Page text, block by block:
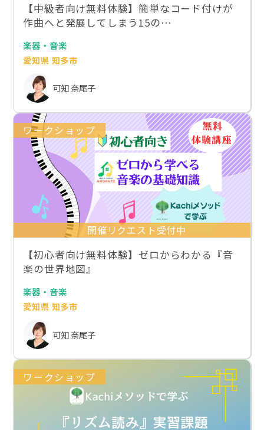
【中級者向け無料体験】簡単なコード付けが
作曲へと発展してしまう15の…
楽器・音楽
愛知県 知多市
可知 奈尾子
ワークショップ
開催リクエスト受付中
【初心者向け無料体験】ゼロからわかる『音
楽の世界地図』
楽器・音楽
愛知県 知多市
可知 奈尾子
ワークショップ